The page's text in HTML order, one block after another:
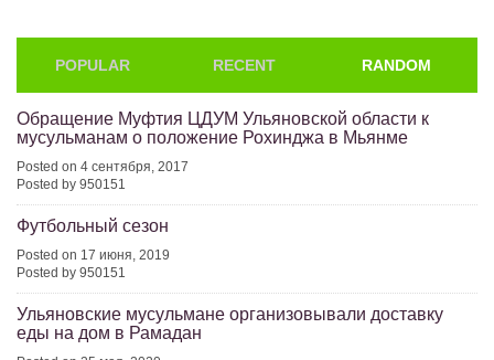
POPULAR RECENT RANDOM
Обращение Муфтия ЦДУМ Ульяновской области к
мусульманам о положение Рохинджа в Мьянме
Posted on 4 сентября, 2017
Posted by 950151
Футбольный сезон
Posted on 17 июня, 2019
Posted by 950151
Ульяновские мусульмане организовывали доставку
еды на дом в Рамадан